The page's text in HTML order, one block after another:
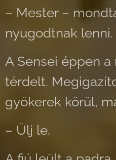
– Mester –
nyugodtnak lenni.
A Sensei éppen
térdelt.
gyökerek körül,
– Ülj le.